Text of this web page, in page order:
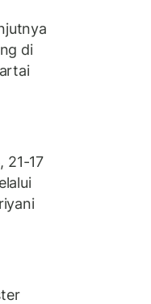
di
21-17